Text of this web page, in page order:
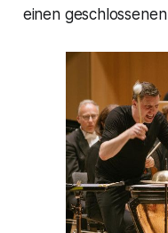
einen